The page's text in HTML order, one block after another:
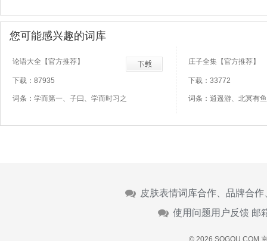
您可能感兴趣的词库
论语大全【官方推荐】
下载：87935
词条：学而第一、子曰、学而时习之
庄子全集【官方推荐】
下载：33772
词条：逍遥游、北冥有
皮肤表情词库合作、品牌合
使用问题用户反馈 邮
© 2026 SOGOU.COM